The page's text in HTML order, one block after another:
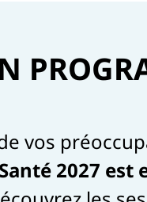
vos
2027